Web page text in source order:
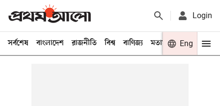
Login
সর্বশেষ বাংলাদেশ রাজনীতি বিশ্ব বাণিজ্য মতামত খেলা
Eng